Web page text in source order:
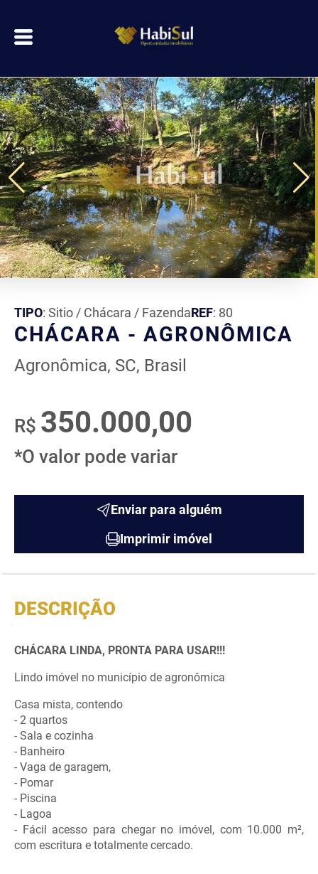
TIPO: Sitio / Chácara / FazendaREF: 80
CHÁCARA - AGRONÔMICA
Agronômica, SC, Brasil
R$ 350.000,00
*O valor pode variar
Enviar para alguém
Imprimir imóvel
DESCRIÇÃO
CHÁCARA LINDA, PRONTA PARA USAR!!!
Lindo imóvel no município de agronômica
Casa mista, contendo
- 2 quartos
- Sala e cozinha
- Banheiro
- Vaga de garagem,
- Pomar
- Piscina
- Lagoa
- Fácil acesso para chegar no imóvel, com 10.000 m²,
com escritura e totalmente cercado.